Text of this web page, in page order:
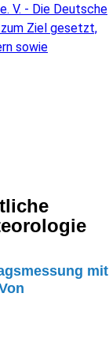
mit